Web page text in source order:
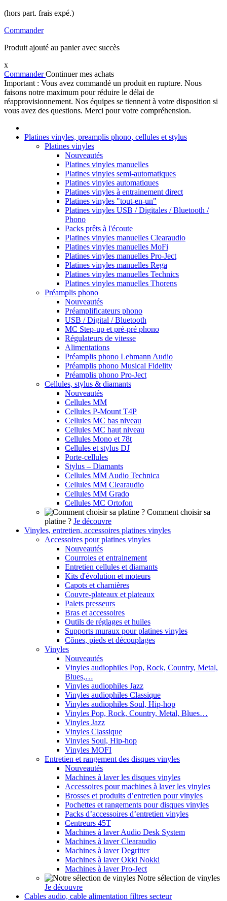
(hors part. frais expé.)
Commander
Produit ajouté au panier avec succès
x
CommanderContinuer mes achats
Important : Vous avez commandé un produit en rupture. Nous
faisons notre maximum pour réduire le délai de
réapprovisionnement. Nos équipes se tiennent à votre disposition si
vous avez des questions. Merci pour votre compréhension.
Platines vinyles, preamplis phono, cellules et stylus
Platines vinyles
Nouveautés
Platines vinyles manuelles
Platines vinyles semi-automatiques
Platines vinyles automatiques
Platines vinyles à entrainement direct
Platines vinyles "tout-en-un"
Platines vinyles USB / Digitales / Bluetooth /
Phono
Packs prêts à l'écoute
Platines vinyles manuelles Clearaudio
Platines vinyles manuelles MoFi
Platines vinyles manuelles Pro-Ject
Platines vinyles manuelles Rega
Platines vinyles manuelles Technics
Platines vinyles manuelles Thorens
Préamplis phono
Nouveautés
Préamplificateurs phono
USB / Digital / Bluetooth
MC Step-up et pré-pré phono
Régulateurs de vitesse
Alimentations
Préamplis phono Lehmann Audio
Préamplis phono Musical Fidelity
Préamplis phono Pro-Ject
Cellules, stylus & diamants
Nouveautés
Cellules MM
Cellules P-Mount T4P
Cellules MC bas niveau
Cellules MC haut niveau
Cellules Mono et 78t
Cellules et stylus DJ
Porte-cellules
Stylus – Diamants
Cellules MM Audio Technica
Cellules MM Clearaudio
Cellules MM Grado
Cellules MC Ortofon
Comment choisir sa
platine ? Je découvre
Vinyles, entretien, accessoires platines vinyles
Accessoires pour platines vinyles
Nouveautés
Courroies et entrainement
Entretien cellules et diamants
Kits d'évolution et moteurs
Capots et charnières
Couvre-plateaux et plateaux
Palets presseurs
Bras et accessoires
Outils de réglages et huiles
Supports muraux pour platines vinyles
Cônes, pieds et découplages
Vinyles
Nouveautés
Vinyles audiophiles Pop, Rock, Country, Metal,
Blues,…
Vinyles audiophiles Jazz
Vinyles audiophiles Classique
Vinyles audiophiles Soul, Hip-hop
Vinyles Pop, Rock, Country, Metal, Blues…
Vinyles Jazz
Vinyles Classique
Vinyles Soul, Hip-hop
Vinyles MOFI
Entretien et rangement des disques vinyles
Nouveautés
Machines à laver les disques vinyles
Accessoires pour machines à laver les vinyles
Brosses et produits d’entretien pour vinyles
Pochettes et rangements pour disques vinyles
Packs d’accessoires d’entretien vinyles
Centreurs 45T
Machines à laver Audio Desk System
Machines à laver Clearaudio
Machines à laver Degritter
Machines à laver Okki Nokki
Machines à laver Pro-Ject
Notre sélection de vinyles
Je découvre
Cables audio, cable alimentation filtres secteur